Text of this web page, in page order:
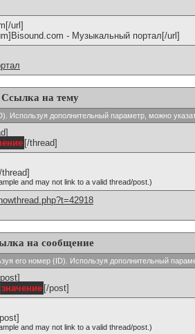
url]
- Музыкальный портал[/url]
Ссылка на тему
Используя дополнительный параметр, можно
[/thread]
and may not link to a valid thread/post.)
на сообщение
его номер (ID). Используя дополнительный
значение [/post]
and may not link to a valid thread/post.)